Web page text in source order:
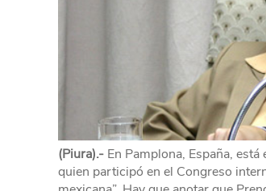
(Piura).- En Pamplona, España,
quien participó en el Congreso